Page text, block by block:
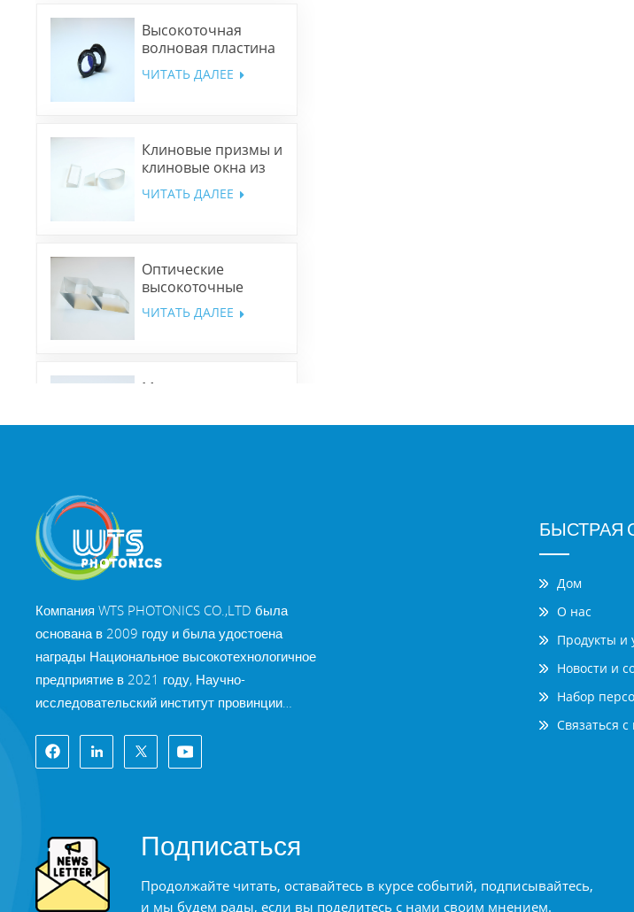
Высокоточная
волновая пластина
низкого порядка
ЧИТАТЬ ДАЛЕЕ
Клиновые призмы и
клиновые окна из
N-BK7 и плавленого
кварца
ЧИТАТЬ ДАЛЕЕ
Оптические
высокоточные
ромбовидные
призмы
ЧИТАТЬ ДАЛЕЕ
Многополосные
зеркала
Компания WTS PHOTONICS CO.,LTD была
основана в 2009 году и была удостоена
награды Национальное высокотехнологичное
предприятие в 2021 году, Научно-
исследовательский институт провинции
предприятие» и профессия провинции Фуцзянь
Предприятие Precision-Specialization-Innovation
известный оптический город в Китае. WTS
имеет 11 000 квадратных метров
стандартизированных заводских зданий, группа
БЫСТРАЯ
Дом
О нас
Продукты и
Новости и
Набор
Связаться
Подписаться
Продолжайте читать, оставайтесь в курсе событий, подписывайтесь,
и мы будем рады, если вы поделитесь с нами своим мнением.